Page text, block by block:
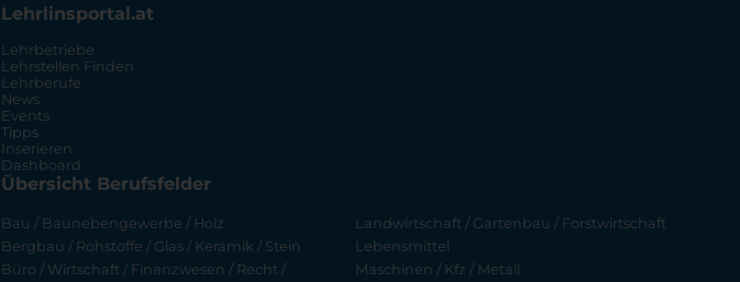
Lehrlinsportal.at
Lehrbetriebe
Lehrstellen Finden
Lehrberufe
News
Events
Tipps
Inserieren
Dashboard
Übersicht Berufsfelder
Bau / Baunebengewerbe / Holz
Bergbau / Rohstoffe / Glas / Keramik / Stein
Büro / Wirtschaft / Finanzwesen / Recht /
Landwirtschaft / Gartenbau / Forstwirtschaft
Lebensmittel
Maschinen / Kfz / Metall